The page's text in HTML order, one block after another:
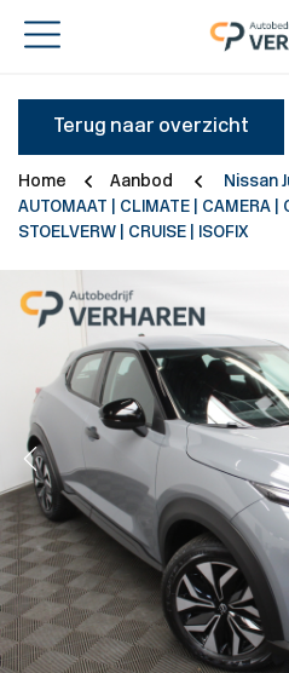
Terug naar overzicht
Home Aanbod
Nissan
AUTOMAAT | CLIMATE | CAMERA |
STOELVERW | CRUISE | ISOFIX